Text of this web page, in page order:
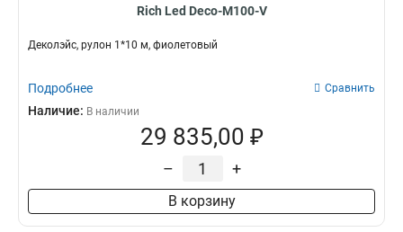
Rich Led Deco-M100-V
Деколэйс, рулон 1*10 м, фиолетовый
Подробнее Сравнить
Наличие: В наличии
29 835,00 ₽
– +
В корзину